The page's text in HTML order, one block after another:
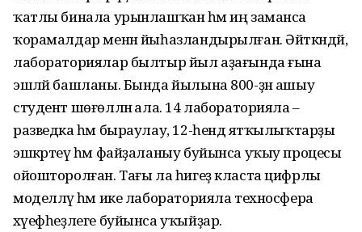
ҡатлы бинала урынлашҡан һәм иң заманса
ҡорамалдар менән йыһазландырылған. Әйткәндәй,
лабораториялар былтыр йыл аҙағында ғына
эшләй башланы. Бында йылына 800-ҙән ашыу
студент шөғөлләнә ала. 14 лабораторияла –
разведка һәм быраулау, 12-һендә ятҡылыҡтарҙы
эшкәртеү һәм файҙаланыу буйынса уҡыу процесы
ойошторолған. Тағы ла һигеҙ класта цифрлы
моделләү һәм ике лабораторияла техносфера
хәүефһеҙлеге буйынса уҡыйҙар.